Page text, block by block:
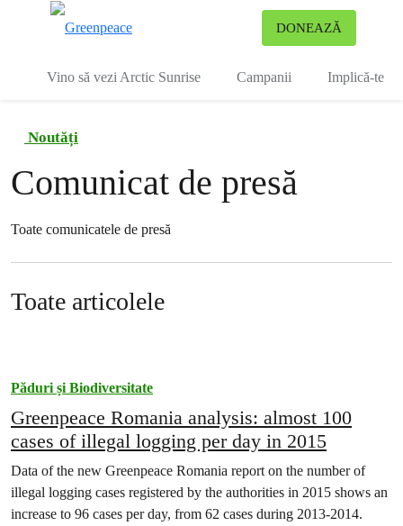
DONEAZĂ
Vino să vezi Arctic Sunrise Campanii Implică-te
Noutăți
Comunicat de presă
Toate comunicatele de presă
Toate articolele
Păduri și Biodiversitate
Greenpeace Romania analysis: almost 100
cases of illegal logging per day in 2015
Data of the new Greenpeace Romania report on the number of
illegal logging cases registered by the authorities in 2015 shows an
increase to 96 cases per day, from 62 cases during 2013-2014.